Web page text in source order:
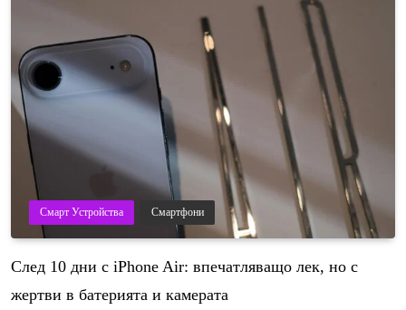
Смарт Устройства Смартфони
След 10 дни с iPhone Air: впечатляващо лек, но с
жертви в батерията и камерата